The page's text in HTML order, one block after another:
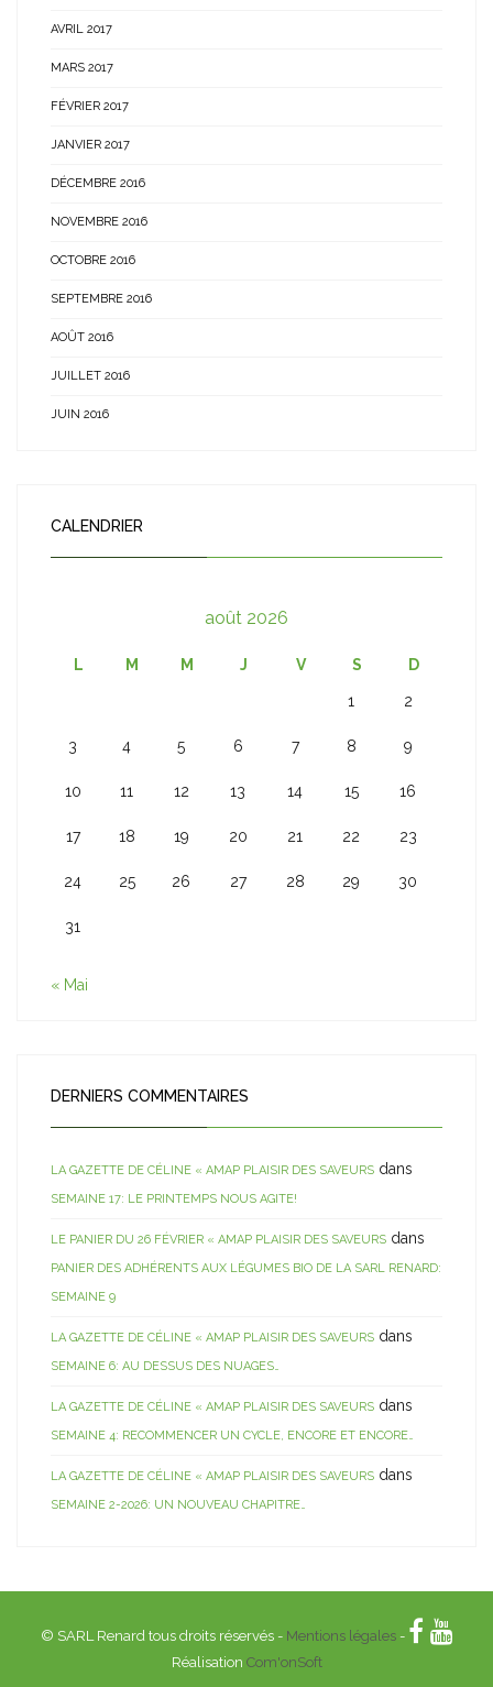
AVRIL 2017
MARS 2017
FÉVRIER 2017
JANVIER 2017
DÉCEMBRE 2016
NOVEMBRE 2016
OCTOBRE 2016
SEPTEMBRE 2016
AOÛT 2016
JUILLET 2016
JUIN 2016
CALENDRIER
août 2026
L M M J V S D
1 2
3 4 5 6 7 8 9
10 11 12 13 14 15 16
17 18 19 20 21 22 23
24 25 26 27 28 29 30
31
« Mai
DERNIERS COMMENTAIRES
LA GAZETTE DE CÉLINE « AMAP PLAISIR DES SAVEURS dans
SEMAINE 17: LE PRINTEMPS NOUS AGITE!
LE PANIER DU 26 FÉVRIER « AMAP PLAISIR DES SAVEURS dans
PANIER DES ADHÉRENTS AUX LÉGUMES BIO DE LA SARL RENARD:
SEMAINE 9
LA GAZETTE DE CÉLINE « AMAP PLAISIR DES SAVEURS dans
SEMAINE 6: AU DESSUS DES NUAGES…
LA GAZETTE DE CÉLINE « AMAP PLAISIR DES SAVEURS dans
SEMAINE 4: RECOMMENCER UN CYCLE, ENCORE ET ENCORE…
LA GAZETTE DE CÉLINE « AMAP PLAISIR DES SAVEURS dans
SEMAINE 2-2026: UN NOUVEAU CHAPITRE…
© SARL Renard tous droits réservés - Mentions légales-
Réalisation Com'onSoft